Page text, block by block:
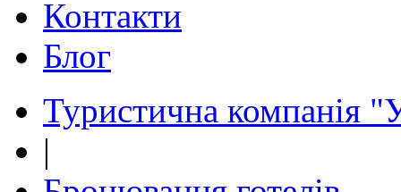
Контакти
Блог
Туристична компанія
|